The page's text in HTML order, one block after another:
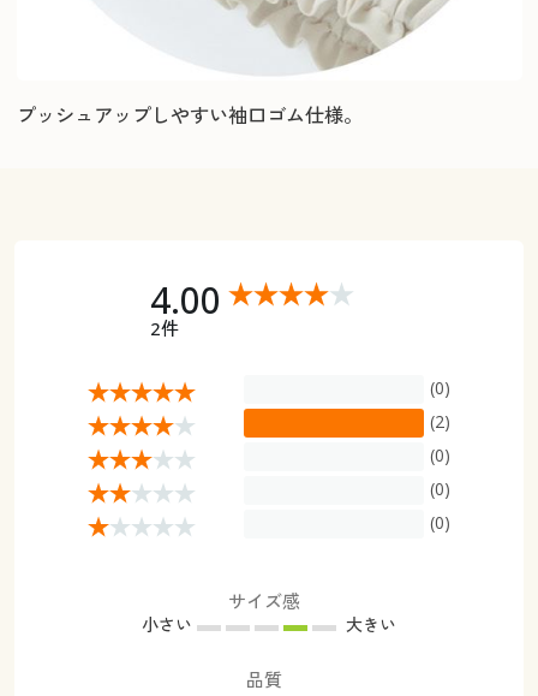
プッシュアップしやすい袖口ゴム仕様。
4.00
2件
(0)
(2)
(0)
(0)
(0)
サイズ感
小さい 大きい
品質